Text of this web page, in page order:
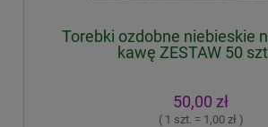
Torebki ozdobne niebieskie
kawę ZESTAW 50
50,00 zł
( 1 szt. = 1,00 zł )